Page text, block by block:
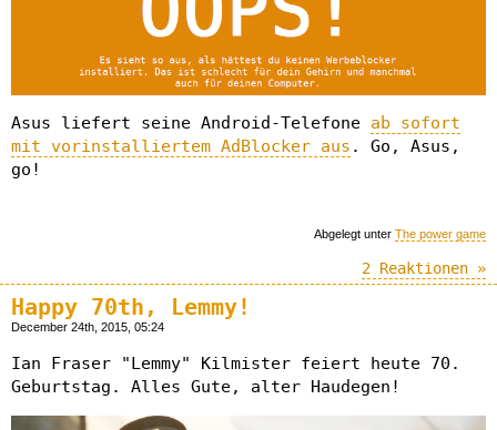
Asus liefert seine Android-Telefone ab sofort
mit vorinstalliertem AdBlocker aus . Go, Asus,
go!
Abgelegt unter The power game
2 Reaktionen »
Happy 70th, Lemmy!
December 24th, 2015, 05:24
Ian Fraser "Lemmy" Kilmister feiert heute 70.
Geburtstag. Alles Gute, alter Haudegen!